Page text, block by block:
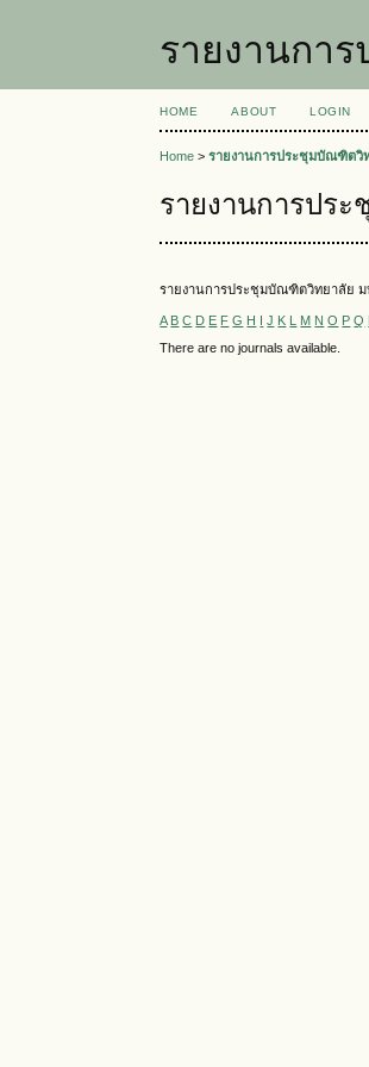
รายงานกา
HOME ABOUT LOGIN
Home >รายงานการประชุมบัณฑิต
รายงานการปร
รายงานการประชุมบัณฑิตวิทยาลัย
A B C D E F G H I J K L M N O P Q
There are no journals available.